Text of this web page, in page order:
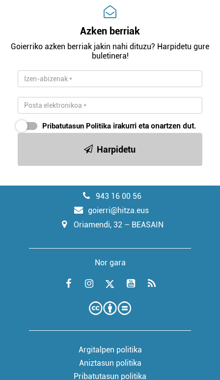
Azken berriak
Goierriko azken berriak jakin nahi dituzu? Harpidetu gure
buletinera!
Pribatutasun Politika irakurri eta onartzen dut.
Harpidetu
943 16 00 56
goierri@hitza.eus
Oriamendi, 32 – BEASAIN
Nor gara
Argitalpen politika
Aniztasun politika
Pribatutasun politika